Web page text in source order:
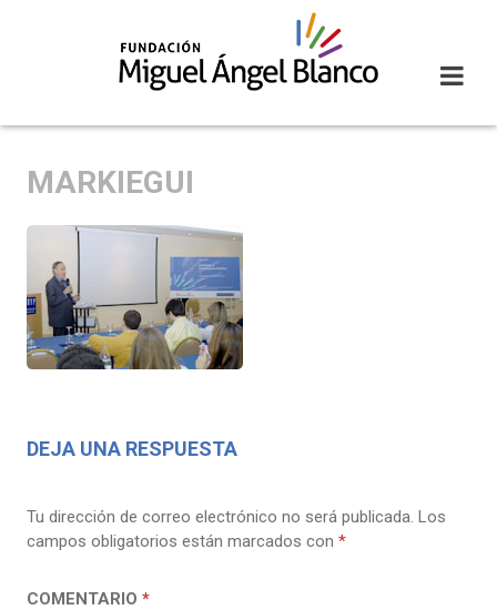
MARKIEGUI
DEJA UNA RESPUESTA
Tu dirección de correo electrónico no será publicada. Los
campos obligatorios están marcados con *
COMENTARIO *